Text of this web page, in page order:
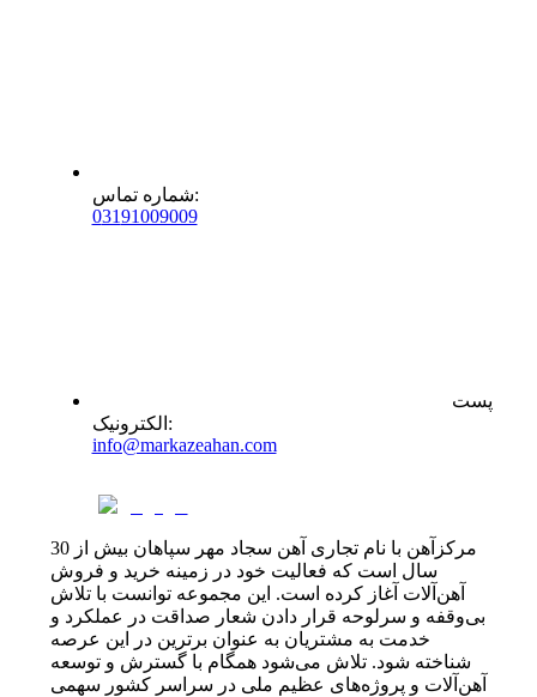
شماره تماس:
03191009009
پست
الکترونیک :
info@markazeahan.com
مرکزآهن با نام تجاری آهن سجاد مهر سپاهان بیش از 30
سال است که فعالیت خود در زمینه خرید و فروش
آهن‌آلات آغاز کرده است. این مجموعه توانست با تلاش
بی‌وقفه و سرلوحه قرار دادن شعار صداقت در عملکرد و
خدمت به مشتریان به عنوان برترین در این عرصه
شناخته شود. تلاش می‌شود همگام با گسترش و توسعه
آهن‌آلات و پروژه‌های عظیم ملی در سراسر کشور سهمی